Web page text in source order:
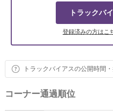
トラックバ
登録済みの方はこ
トラックバイアスの公開時間
コーナー通過順位